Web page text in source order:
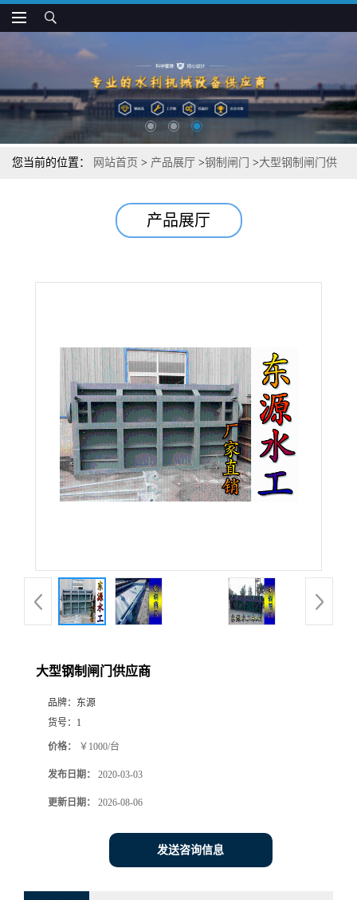
您当前的位置： 网站首页 > 产品展厅 >钢制闸门 >大型钢制闸门供
产品展厅
大型钢制闸门供应商
品牌： 东源
货号： 1
价格： ￥1000/台
发布日期： 2020-03-03
更新日期： 2026-08-06
发送咨询信息